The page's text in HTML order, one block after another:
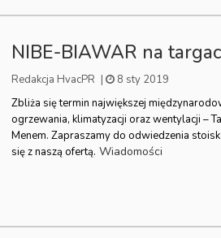
NIBE-BIAWAR na
Redakcja HvacPR |
8 sty 2019
Zbliża się termin największej
ogrzewania, klimatyzacji oraz wentylacji –
Menem. Zapraszamy do odwiedzenia
się z naszą ofertą. Wiadomości